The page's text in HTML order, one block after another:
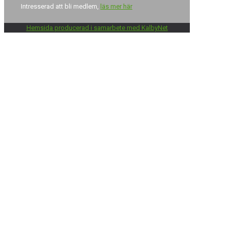
Intresserad att bli medlem, läs mer här
Hemsida producerad i samarbete med KalbyNet